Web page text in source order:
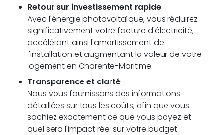
Retour sur investissement rapide
Avec l'énergie photovoltaïque, vous réduirez
significativement votre facture d'électricité,
accélérant ainsi l'amortissement de
l'installation et augmentant la valeur de votre
logement en Charente-Maritime.
Transparence et clarté
Nous vous fournissons des informations
détaillées sur tous les coûts, afin que vous
sachiez exactement ce que vous payez et
quel sera l'impact réel sur votre budget.